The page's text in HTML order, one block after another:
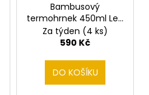
Bambusový
termohrnek 450ml Led
Zeppelin
Za týden (4 ks)
590 Kč
DO KOŠÍKU